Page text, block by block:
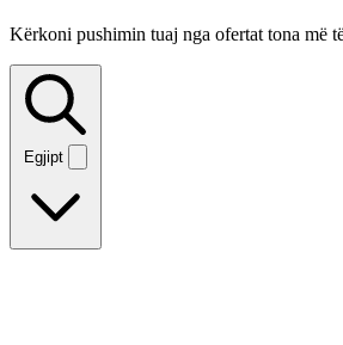
Kërkoni pushimin tuaj nga ofertat tona më
Egjipt